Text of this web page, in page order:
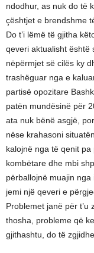
ndodhur, as nuk do të
çështjet e brendshme
Do t’i lëmë të gjitha
qeveri aktualisht është
nëpërmjet së cilës ky
trashëguar nga e
partisë opozitare
patën mundësinë për
ata nuk bënë asgjë,
nëse krahasoni
kalojnë nga të qenit
kombëtare dhe mbi
përballojnë muajin
jemi një qeveri e
Problemet janë për
thosha, probleme që
gjithashtu, do të